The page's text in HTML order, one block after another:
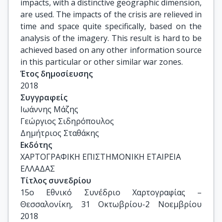
impacts, with a distinctive geographic dimension,
are used. The impacts of the crisis are relieved in
time and space quite specifically, based on the
analysis of the imagery. This result is hard to be
achieved based on any other information source
in this particular or other similar war zones.
Έτος δημοσίευσης
2018
Συγγραφείς
Ιωάννης Μάζης
Γεώργιος Σιδηρόπουλος
Δημήτριος Σταθάκης
Εκδότης
ΧΑΡΤΟΓΡΑΦΙΚΗ ΕΠΙΣΤΗΜΟΝΙΚΗ ΕΤΑΙΡΕΙΑ
ΕΛΛΑΔΑΣ
Τίτλος συνεδρίου
15ο Εθνικό Συνέδριο Χαρτογραφίας –
Θεσσαλονίκη, 31 Οκτωβρίου-2 Νοεμβρίου
2018